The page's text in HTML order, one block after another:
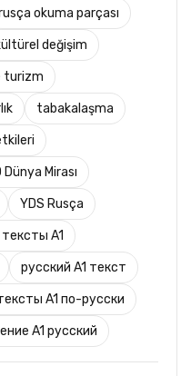
okuma parçası
değişim
turizm
tabakalaşma
Dünya Mirası
YDS Rusça
A1
русский A1 текст
A1 по-русски
A1 русский